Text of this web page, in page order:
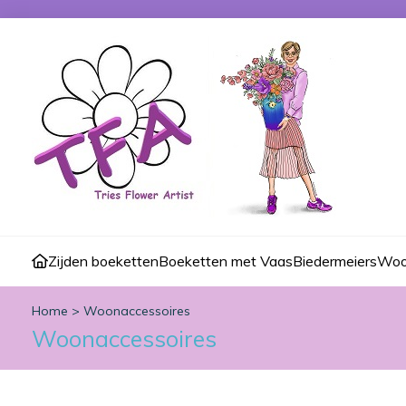
Zijden boekettenBoeketten met VaasBiedermeiers
Home > Woonaccessoires
Woonaccessoires